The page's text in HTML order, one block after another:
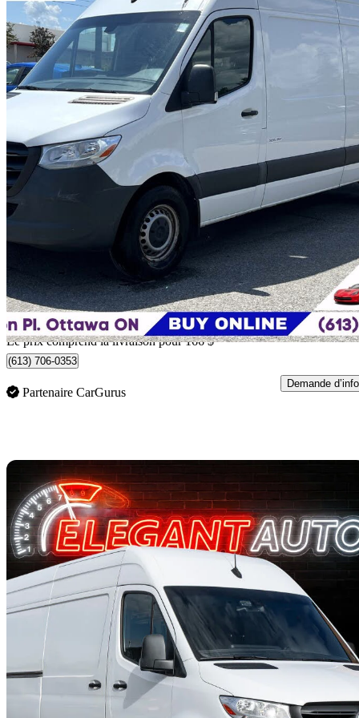
2022 Mercedes-Benz Sprinter
2500 170 High Roof Crew Van RWD 82 200 km
Bonne
704 $/mois env.
Livraison à domicile de Ottawa, ON
Le prix comprend la livraison pour 166 $
(613) 706-0353
Partenaire CarGurus
Demande d’info
2022 Mercedes-Benz Sprinter